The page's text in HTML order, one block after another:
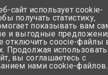
сайт использует cookie-
получать статистику,
показывать вам
и выгодные
отключить coocie-файлы
Продолжая использовать
вы соглашаетесь с
нами cookie-файлов.